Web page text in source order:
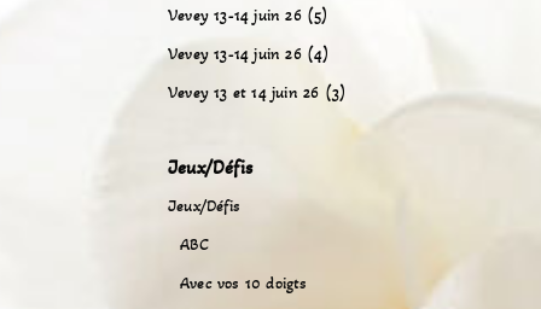
Vevey 13-14 juin 26 (5)
Vevey 13-14 juin 26 (4)
Vevey 13 et 14 juin 26 (3)
Jeux/Défis
Jeux/Défis
ABC
Avec vos 10 doigts